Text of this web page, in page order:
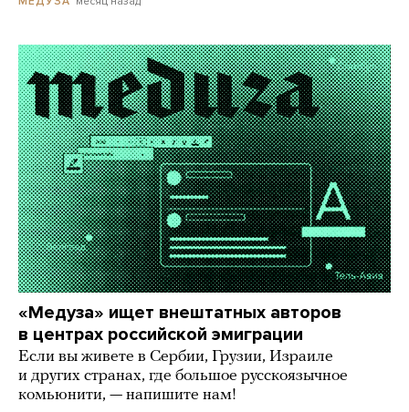
«Медуза» ищет внештатных авторов
в центрах российской эмиграции
Если вы живете в Сербии, Грузии, Израиле
и других странах, где большое русскоязычное
комьюнити, — напишите нам!